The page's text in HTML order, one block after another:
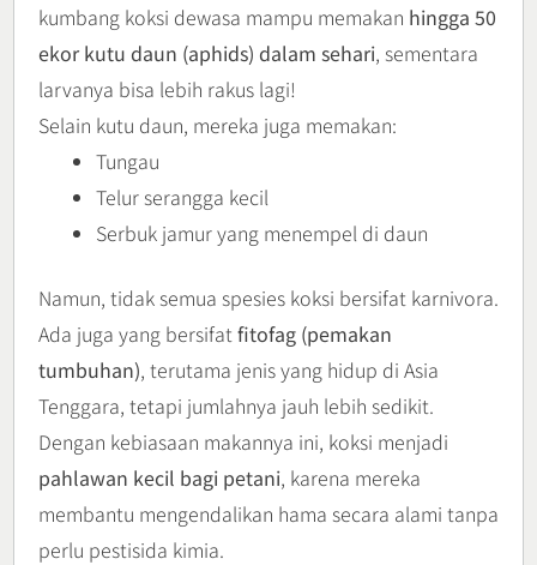
kumbang koksi dewasa mampu memakan hingga 50
ekor kutu daun (aphids) dalam sehari, sementara
larvanya bisa lebih rakus lagi!
Selain kutu daun, mereka juga memakan:
Tungau
Telur serangga kecil
Serbuk jamur yang menempel di daun
Namun, tidak semua spesies koksi bersifat karnivora.
Ada juga yang bersifatfitofag (pemakan
tumbuhan), terutama jenis yang hidup di Asia
Tenggara, tetapi jumlahnya jauh lebih sedikit.
Dengan kebiasaan makannya ini, koksi menjadi
pahlawan kecil bagi petani, karena mereka
membantu mengendalikan hama secara alami tanpa
perlu pestisida kimia.